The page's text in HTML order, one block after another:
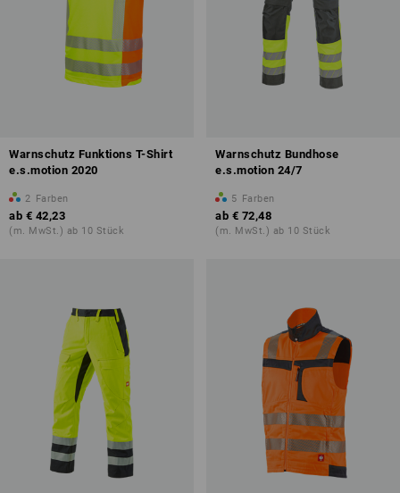
Warnschutz Funktions T-Shirt
e.s.motion 2020
2 Farben
ab € 42,23
(m. MwSt.) ab 10 Stück
Warnschutz Bundhose
e.s.motion 24/7
5 Farben
ab € 72,48
(m. MwSt.) ab 10 Stück